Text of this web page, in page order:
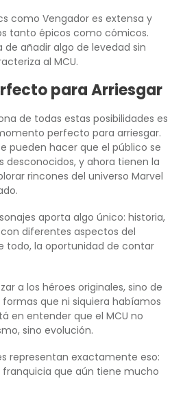
como Vengador es extensa y
tanto épicos como cómicos.
añadir algo de levedad sin
al MCU.
para Arriesgar
de todas estas posibilidades es
perfecto para arriesgar.
pueden hacer que el público se
desconocidos, y ahora tienen la
rincones del universo Marvel
aporta algo único: historia,
diferentes aspectos del
todo, la oportunidad de contar
a los héroes originales, sino de
que ni siquiera habíamos
en entender que el MCU no
sino evolución.
representan exactamente eso:
que aún tiene mucho